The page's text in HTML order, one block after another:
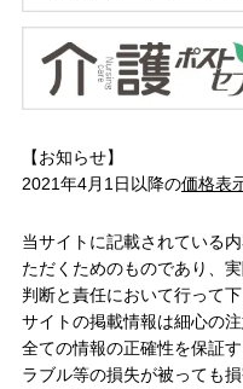
【お知らせ】
2021年4月1日以降の価格表
当サイトに記載されている
ただくためのものであり、
判断と責任において行って
サイトの掲載情報は細心の
全ての情報の正確性を保証
ラブル等の損失が被っても